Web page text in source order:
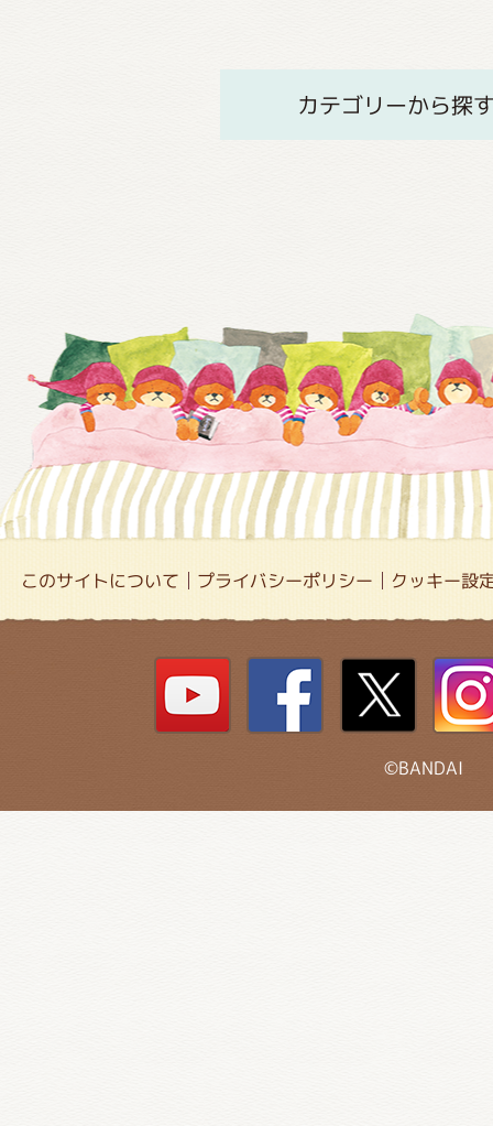
カテゴリーから探
このサイトについて プライバシーポリシー クッキー設
©BANDAI